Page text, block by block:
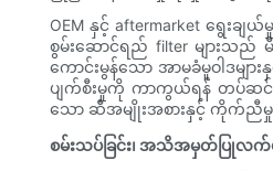
OEM နှင့် aftermarket ရွေး
စွမ်းဆောင်ရည် filter များသည်
ကောင်းမွန်သော အာမခံမူဝါဒမျ
ပျက်စီးမှုကို ကာကွယ်ရန် တပ်ဆင်
သော ဆီအမျိုးအစားနှင့် ကိုက်ညီမှုရှိ
စမ်းသပ်ခြင်း၊ အသိအမှတ်ပြုလက်